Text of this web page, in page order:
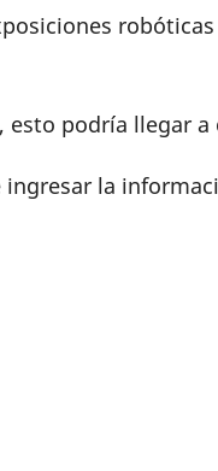
esto podría llegar
la